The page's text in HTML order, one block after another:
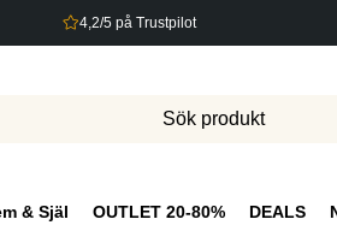
4,2/5 på Trustpilot
& Själ OUTLET 20-80% DEALS